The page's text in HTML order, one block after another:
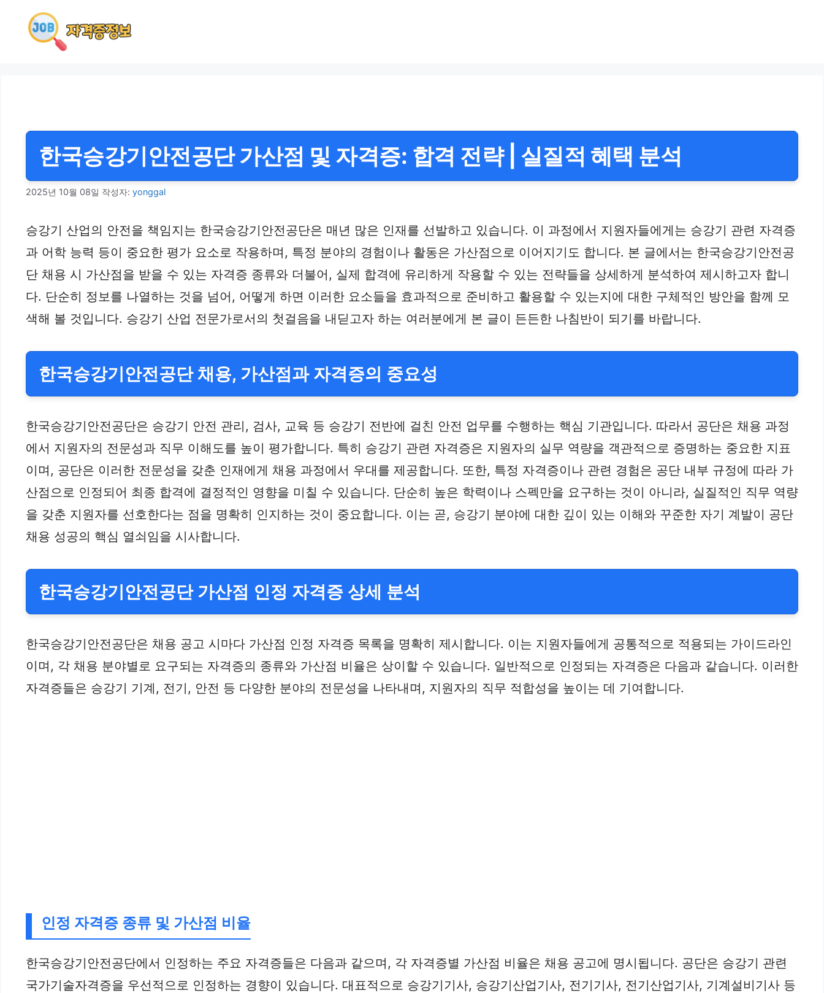
한국승강기안전공단 가산점 및 자격증: 합격 전략 | 실질적 혜택 분석
2025년 10월 08일 작성자: yonggal
승강기 산업의 안전을 책임지는 한국승강기안전공단은 매년 많은 인재를 선발하고 있습니다. 이 과정에서 지원자들에게는 승강기 관련 자격증
과 어학 능력 등이 중요한 평가 요소로 작용하며, 특정 분야의 경험이나 활동은 가산점으로 이어지기도 합니다. 본 글에서는 한국승강기안전공
단 채용 시 가산점을 받을 수 있는 자격증 종류와 더불어, 실제 합격에 유리하게 작용할 수 있는 전략들을 상세하게 분석하여 제시하고자 합니
다. 단순히 정보를 나열하는 것을 넘어, 어떻게 하면 이러한 요소들을 효과적으로 준비하고 활용할 수 있는지에 대한 구체적인 방안을 함께 모
색해 볼 것입니다. 승강기 산업 전문가로서의 첫걸음을 내딛고자 하는 여러분에게 본 글이 든든한 나침반이 되기를 바랍니다.
한국승강기안전공단 채용, 가산점과 자격증의 중요성
한국승강기안전공단은 승강기 안전 관리, 검사, 교육 등 승강기 전반에 걸친 안전 업무를 수행하는 핵심 기관입니다. 따라서 공단은 채용 과정
에서 지원자의 전문성과 직무 이해도를 높이 평가합니다. 특히 승강기 관련 자격증은 지원자의 실무 역량을 객관적으로 증명하는 중요한 지표
이며, 공단은 이러한 전문성을 갖춘 인재에게 채용 과정에서 우대를 제공합니다. 또한, 특정 자격증이나 관련 경험은 공단 내부 규정에 따라 가
산점으로 인정되어 최종 합격에 결정적인 영향을 미칠 수 있습니다. 단순히 높은 학력이나 스펙만을 요구하는 것이 아니라, 실질적인 직무 역량
을 갖춘 지원자를 선호한다는 점을 명확히 인지하는 것이 중요합니다. 이는 곧, 승강기 분야에 대한 깊이 있는 이해와 꾸준한 자기 계발이 공단
채용 성공의 핵심 열쇠임을 시사합니다.
한국승강기안전공단 가산점 인정 자격증 상세 분석
한국승강기안전공단은 채용 공고 시마다 가산점 인정 자격증 목록을 명확히 제시합니다. 이는 지원자들에게 공통적으로 적용되는 가이드라인
이며, 각 채용 분야별로 요구되는 자격증의 종류와 가산점 비율은 상이할 수 있습니다. 일반적으로 인정되는 자격증은 다음과 같습니다. 이러한
자격증들은 승강기 기계, 전기, 안전 등 다양한 분야의 전문성을 나타내며, 지원자의 직무 적합성을 높이는 데 기여합니다.
인정 자격증 종류 및 가산점 비율
한국승강기안전공단에서 인정하는 주요 자격증들은 다음과 같으며, 각 자격증별 가산점 비율은 채용 공고에 명시됩니다. 공단은 승강기 관련
국가기술자격증을 우선적으로 인정하는 경향이 있습니다. 대표적으로 승강기기사, 승강기산업기사, 전기기사, 전기산업기사, 기계설비기사 등